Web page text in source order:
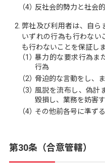
（4）反社会的勢力と社会
弊社及び利用者は、自ら
いずれの行為も行わない
も行わないことを保証しま
（1）暴力的な要求行為ま
行為
（2）脅迫的な言動をし、
（3）風説を流布し、偽計
毀損し、業務を妨害
（4）その他前各号に準ず
第30条（合意管轄）